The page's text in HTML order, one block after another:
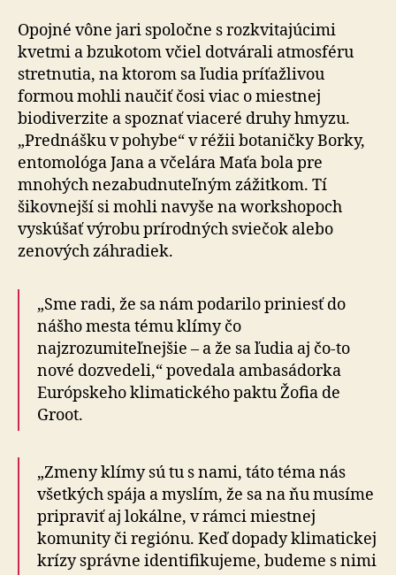
Opojné vône jari spoločne s rozkvitajúcimi
kvetmi a bzu­ko­tom včiel dotvárali atmosféru
stretnutia, na ktorom sa ľudia príťažlivou
formou mohli naučiť čosi viac o miestnej
biodiverzite a spoznať viaceré druhy hmyzu.
„Prednášku v pohybe“ v réžii botaničky Borky,
entomológa Jana a vče­lá­ra Maťa bola pre
mnohých nezabudnuteľným zážitkom. Tí
šikovnejší si mohli navyše na workshopoch
vyskúšať výrobu prírodných sviečok alebo
zenových záhradiek.
„Sme radi, že sa nám podarilo priniesť do
nášho mesta tému klímy čo
najzrozumiteľnejšie – a že sa ľudia aj čo-to
nové dozvedeli,“ povedala ambasádorka
Európskeho klimatického paktu Žofia de
Groot.
„Zmeny klímy sú tu s nami, táto téma nás
všetkých spája a myslím, že sa na ňu musíme
pripraviť aj lo­kál­ne, v rámci miestnej
komunity či regiónu. Keď dopady klimatickej
krízy správne identifikujeme, budeme s ni­mi